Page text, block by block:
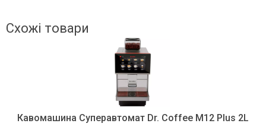
Схожі товари
Кавомашина Суперавтомат Dr. Coffee M12 Plus 2L